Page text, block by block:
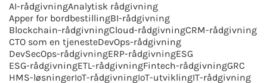
AI-rådgivningAnalytisk rådgivning
Apper for bordbestillingBI-rådgivning
Blockchain-rådgivningCloud-rådgivningCRM-rådgivning
CTO som en tjenesteDevOps-rådgivning
DevSecOps-rådgivningERP-rådgivningESG
ESG-rådgivningETL-rådgivningFintech-rådgivningGRC
HMS-løsningerIoT-rådgivningIoT-utviklingIT-rådgivning